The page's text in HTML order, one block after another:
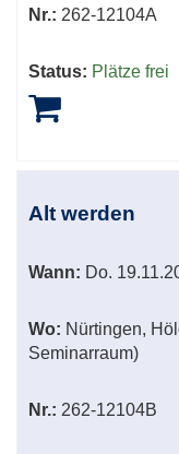
Nr.: 262-12104A
Status: Plätze frei
Alt werden
Wann: Do.
Wo: Nürtingen,
Seminarraum)
Nr.: 262-12104B